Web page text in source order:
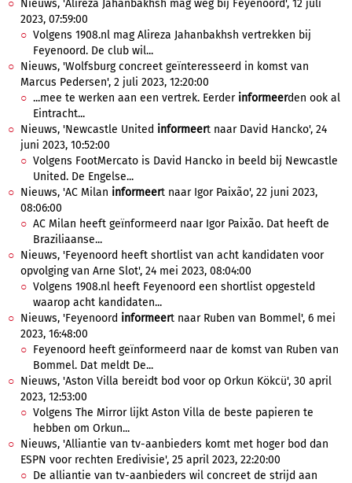
Nieuws, 'Alireza Jahanbakhsh mag weg bij Feyenoord', 12 juli
2023, 07:59:00
Volgens 1908.nl mag Alireza Jahanbakhsh vertrekken bij
Feyenoord. De club wil...
Nieuws, 'Wolfsburg concreet geïnteresseerd in komst van
Marcus Pedersen', 2 juli 2023, 12:20:00
...mee te werken aan een vertrek. Eerder informeerden ook al
Eintracht...
Nieuws, 'Newcastle United informeert naar David Hancko', 24
juni 2023, 10:52:00
Volgens FootMercato is David Hancko in beeld bij Newcastle
United. De Engelse...
Nieuws, 'AC Milan informeert naar Igor Paixão', 22 juni 2023,
08:06:00
AC Milan heeft geïnformeerd naar Igor Paixão. Dat heeft de
Braziliaanse...
Nieuws, 'Feyenoord heeft shortlist van acht kandidaten voor
opvolging van Arne Slot', 24 mei 2023, 08:04:00
Volgens 1908.nl heeft Feyenoord een shortlist opgesteld
waarop acht kandidaten...
Nieuws, 'Feyenoord informeert naar Ruben van Bommel', 6 mei
2023, 16:48:00
Feyenoord heeft geïnformeerd naar de komst van Ruben van
Bommel. Dat meldt De...
Nieuws, 'Aston Villa bereidt bod voor op Orkun Kökcü', 30 april
2023, 12:53:00
Volgens The Mirror lijkt Aston Villa de beste papieren te
hebben om Orkun...
Nieuws, 'Alliantie van tv-aanbieders komt met hoger bod dan
ESPN voor rechten Eredivisie', 25 april 2023, 22:20:00
De alliantie van tv-aanbieders wil concreet de strijd aan